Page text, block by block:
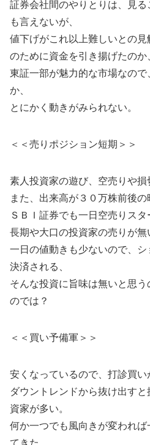
証券会社間のやりとりは、見
も言えないが、
値下げがこれ以上難しいとの
のために資金を引き揚げたのか
東証一部が魅力的な市場なの
か、
とにかく動きがみられない。
＜＜売りポジション短期＞＞
素人投資家の遊び、空売りや損
また、出来高が３０万株前後の
ＳＢＩ証券でも一日空売りスタ
長期や大口の投資家の売りが無
一日の値動きも少ないので、
決済される、
そんな投資に旨味は無いと思
のでは？
＜＜買い予備軍＞＞
安くなっているので、打診買い
ダウントレンドから抜け出す
資家が多い。
何か一つでも風向きが変われ